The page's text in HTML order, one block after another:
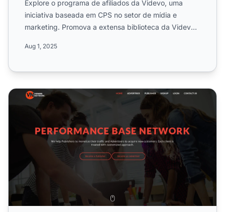
Explore o programa de afiliados da Videvo, uma
iniciativa baseada em CPS no setor de mídia e
marketing. Promova a extensa biblioteca da Videvo
Aug 1, 2025
Programa de Afiliados VipAdsNetwork